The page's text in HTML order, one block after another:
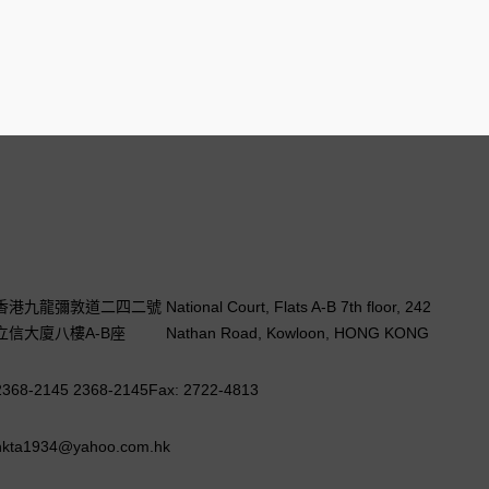
港九龍彌敦道二四二號
信大廈八樓A-B座
National Court, Flats A-B 7th floor, 242
Nathan Road, Kowloon, HONG KONG
2145 2368-2145Fax: 2722-4813